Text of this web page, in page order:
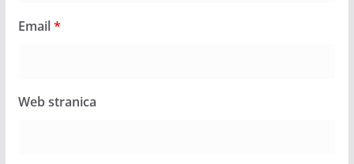
Email*
Web stranica